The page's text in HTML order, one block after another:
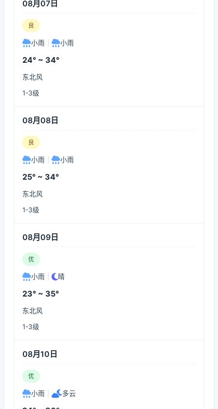
08月07日
良
小雨 小雨
24° ~ 34°
东北风
1-3级
08月08日
良
小雨 小雨
25° ~ 34°
东北风
1-3级
08月09日
优
小雨 晴
23° ~ 35°
东北风
1-3级
08月10日
优
小雨 多云